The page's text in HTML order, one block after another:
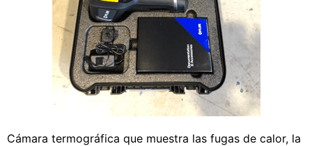
Cámara termográfica que muestra las fugas de calor, la